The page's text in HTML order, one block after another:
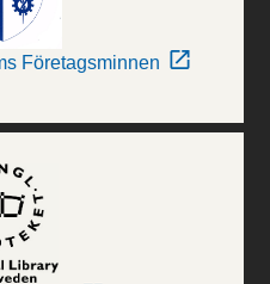
Företagsminnen